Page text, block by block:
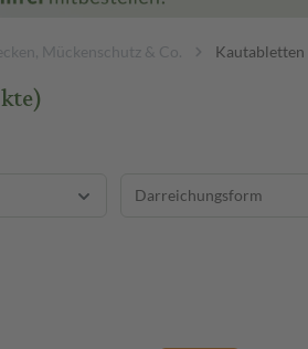
Mückenschutz & Co. Kautabletten
Darreichungsform